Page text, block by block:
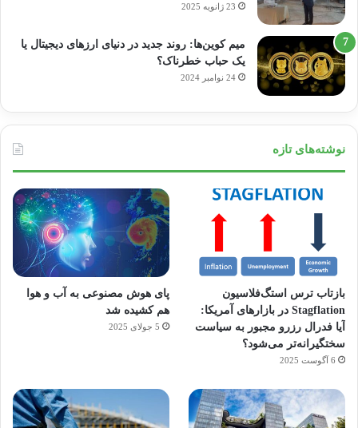
23 ژانویه 2025
میم کوین‌ها: روند جدید در دنیای ارزهای دیجیتال یا
یک حباب خطرناک؟
24 نوامبر 2024
نوشته‌های تازه
بازتاب ترس استگ‌فلاسیون
Stagflation در بازارهای آمریکا:
آیا فدرال رزرو مجبور به سیاست
سختگیرانه‌تر می‌شود؟
6 آگوست 2025
پای هوش مصنوعی به آب و هوا
هم کشیده شد
5 جولای 2025